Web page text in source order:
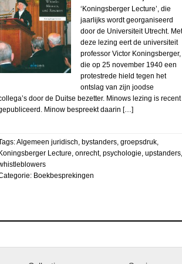
‘Koningsberger Lecture’, die
jaarlijks wordt georganiseerd
door de Universiteit Utrecht. Met
deze lezing eert de universiteit
professor Victor Koningsberger,
die op 25 november 1940 een
protestrede hield tegen het
ontslag van zijn joodse
door de Duitse bezetter. Minows lezing is recent
Minow bespreekt daarin […]
Algemeen juridisch, bystanders, groepsdruk,
Koningsberger Lecture, onrecht, psychologie, upstanders,
Boekbesprekingen